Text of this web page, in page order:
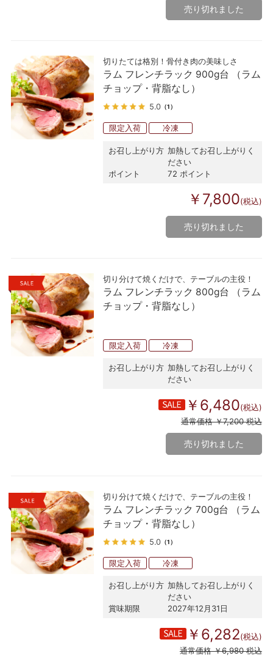
売り切れました
切りたては格別！骨付き肉の美味しさ
ラム フレンチラック 900g台 （ラム
チョップ・背脂なし）
5.0 （1）
限定入荷 冷凍
お召し上がり方 加熱してお召し上がりく
ださい
ポイント
72 ポイント
￥7,800(税込)
売り切れました
切り分けて焼くだけで、テーブルの主役！
ラム フレンチラック 800g台 （ラム
チョップ・背脂なし）
限定入荷 冷凍
お召し上がり方 加熱してお召し上がりく
ださい
￥6,480(税込)
通常価格 ￥7,200 税込
売り切れました
切り分けて焼くだけで、テーブルの主役！
ラム フレンチラック 700g台 （ラム
チョップ・背脂なし）
5.0 （1）
限定入荷 冷凍
お召し上がり方 加熱してお召し上がりく
ださい
賞味期限
2027年12月31日
￥6,282(税込)
通常価格 ￥6,980 税込